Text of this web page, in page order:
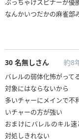
ぶっちゃけスピナーが優
なんかいつだかの麻雀部
30 名無しさん 約8
バレルの弱体化怖がって
対象にはならないから
多いチャーにメインで不
いチャーの方が強い
おまけにバレルのキル
対処しきれない